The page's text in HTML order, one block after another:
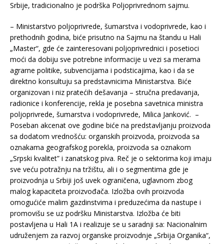
Srbije, tradicionalno je podrška Poljoprivrednom sajmu.
– Ministarstvo poljoprivrede, šumarstva i vodoprivrede, kao i
prethodnih godina, biće prisutno na Sajmu na štandu u Hali
„Master“, gde će zainteresovani poljoprivrednici i posetioci
moći da dobiju sve potrebne informacije u vezi sa merama
agrarne politike, subvencijama i podsticajima, kao i da se
direktno konsultuju sa predstavnicima Ministarstva. Biće
organizovan i niz pratećih dešavanja – stručna predavanja,
radionice i konferencije, rekla je posebna savetnica ministra
poljoprivrede, šumarstva i vodoprivrede, Milica Janković. –
Poseban akcenat ove godine biće na predstavljanju proizvoda
sa dodatom vrednošću: organskih proizvoda, proizvoda sa
oznakama geografskog porekla, proizvoda sa oznakom
„Srpski kvalitet” i zanatskog piva. Reč je o sektorima koji imaju
sve veću potražnju na tržištu, ali i o segmentima gde je
proizvodnja u Srbiji još uvek ograničena, uglavnom zbog
malog kapaciteta proizvođača. Izložba ovih proizvoda
omogućiće malim gazdinstvima i preduzećima da nastupe i
promovišu se uz podršku Ministarstva. Izložba će biti
postavljena u Hali 1A i realizuje se u saradnji sa: Nacionalnim
udruženjem za razvoj organske proizvodnje „Srbija Organika“,